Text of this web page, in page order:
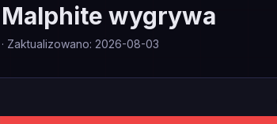
Malphite wygrywa
· Zaktualizowano: 2026-08-03